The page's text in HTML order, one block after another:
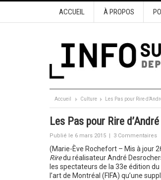
ACCUEIL À PROPOS
Accueil Culture Les Pas pour Rire
Les Pas pour Rire
Publié le 6 mars 2015 | 3 Commentaires
(Marie-Ève Rochefort – Mis à jour
Riredu réalisateur André
les spectateurs de la 33e édition
l’art de Montréal (FIFA) qu’une